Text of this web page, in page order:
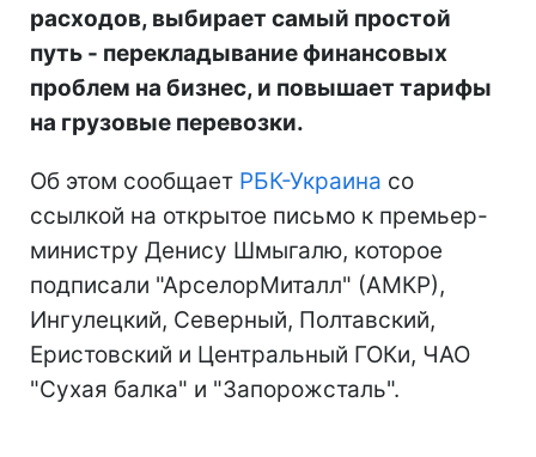
расходов, выбирает самый простой
путь - перекладывание финансовых
проблем на бизнес, и повышает тарифы
на грузовые перевозки.
Об этом сообщает РБК-Украина со
ссылкой на открытое письмо к премьер-
министру Денису Шмыгалю, которое
подписали "АрселорМиталл" (АМКР),
Ингулецкий, Северный, Полтавский,
Еристовский и Центральный ГОКи, ЧАО
"Сухая балка" и "Запорожсталь".